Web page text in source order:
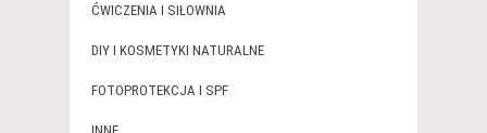
ĆWICZENIA I SIŁOWNIA
DIY I KOSMETYKI NATURALNE
FOTOPROTEKCJA I SPF